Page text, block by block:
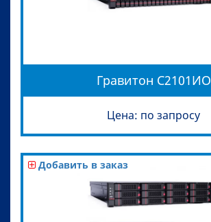
Гравитон С2101ИО
Цена: по запросу
Добавить в заказ